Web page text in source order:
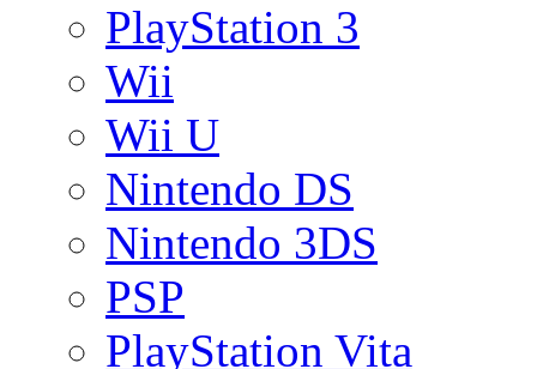
PlayStation 3
Wii
Wii U
Nintendo DS
Nintendo 3DS
PSP
PlayStation Vita